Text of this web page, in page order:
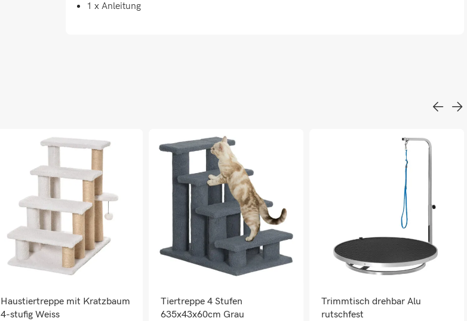
1 x Anleitung
Haustiertreppe mit Kratzbaum
4-stufig Weiss
Tiertreppe 4 Stufen
635x43x60cm Grau
Trimmtisch drehbar Alu
rutschfest